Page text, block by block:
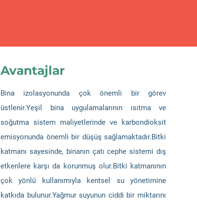
Avantajlar
Bina izolasyonunda çok önemli bir görev
üstlenir.Yeşil bina uygulamalarının ısıtma ve
soğutma sistem maliyetlerinde ve karbondioksit
emisyonunda önemli bir düşüş sağlamaktadır.Bitki
katmanı sayesinde, binanın çatı cephe sistemi dış
etkenlere karşı da korunmuş olur.Bitki katmanının
çok yönlü kullanımıyla kentsel su yönetimine
katkıda bulunur.Yağmur suyunun ciddi bir miktarını